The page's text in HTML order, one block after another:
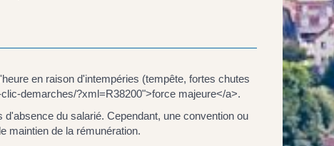
en raison d'intempéries (tempête, fortes chutes
demarches/?xml=R38200">force majeure</a>.
du salarié. Cependant, une convention ou
maintien de la rémunération.